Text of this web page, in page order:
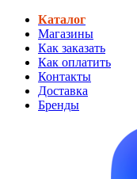
Каталог
Магазины
Как заказать
Как оплатить
Контакты
Доставка
Бренды